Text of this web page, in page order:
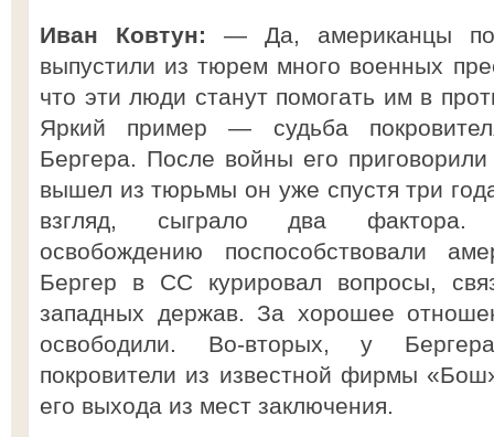
Иван Ковтун: — Да, американцы
выпустили из тюрем много военных
что эти люди станут помогать им в
Яркий пример — судьба
Бергера. После войны его
вышел из тюрьмы он уже спустя три
взгляд, сыграло два фактора.
освобождению поспособствовали
Бергер в СС курировал вопросы,
западных держав. За хорошее
освободили. Во-вторых, у
покровители из известной фирмы
его выхода из мест заключения.